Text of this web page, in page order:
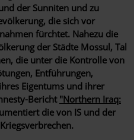
der Sunniten und zu
die sich vor
fürchtet. Nahezu die
der Städte Mossul, Tal
die unter die Kontrolle von
Entführungen,
Eigentums und ihrer
Bericht "Northern Iraq:
die von IS und der